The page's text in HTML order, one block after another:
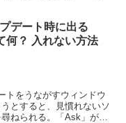
デート時に出る
何？ 入れない方法
トをうながすウィンドウ
とすると、見慣れないソ
ねられる。「Ask」がど